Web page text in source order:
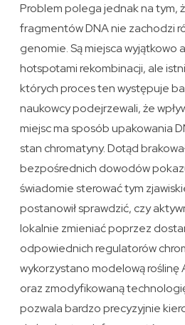
Problem polega jednak na tym,
fragmentów DNA nie zachodzi
genomie. Są miejsca wyjątkowo
hotspotami rekombinacji, ale
których proces ten występuje
naukowcy podejrzewali, że
miejsc ma sposób upakowania
stan chromatyny. Dotąd
bezpośrednich dowodów
świadomie sterować tym
postanowił sprawdzić, czy
lokalnie zmieniać poprzez
odpowiednich regulatorów
wykorzystano modelową roślinę
oraz zmodyfikowaną
pozwala bardzo precyzyjnie